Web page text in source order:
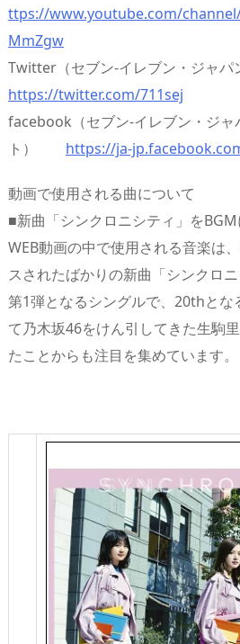
ttps://www.youtube.com/channel/
MmZgw
Twitter（セブン‐イレブン・ジャ
https://twitter.com/711sej
facebook（セブン‐イレブン・ジャ
ト） https://ja-
動画で使用される曲について
■新曲「シンクロニシティ」を
WEB動画の中で使用される音楽は
スされたばかりの新曲「シンクロ
第1弾となるシングルで、20thとな
て乃木坂46をけん引してきた生駒
たことからも注目を集めています。